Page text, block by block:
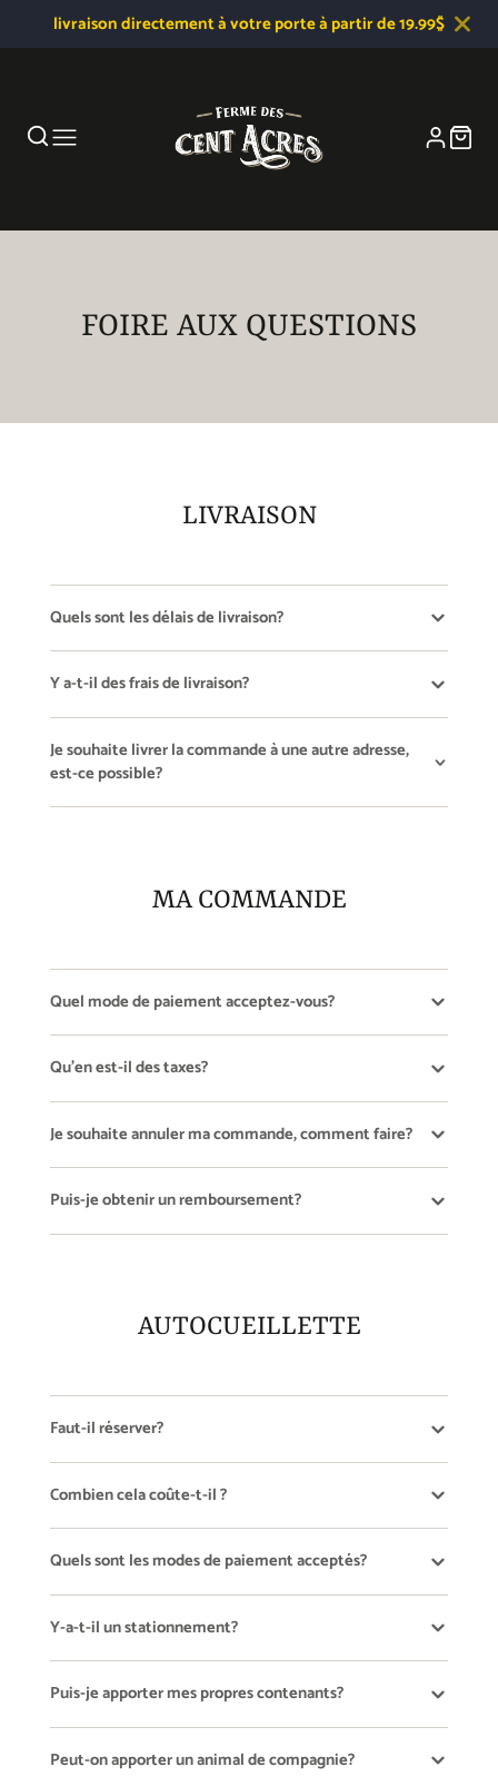
livraison directement à votre porte à partir de 19.99$
FOIRE AUX QUESTIONS
LIVRAISON
Quels sont les délais de livraison?
Y a-t-il des frais de livraison?
Je souhaite livrer la commande à une autre adresse,
est-ce possible?
MA COMMANDE
Quel mode de paiement acceptez-vous?
Qu'en est-il des taxes?
Je souhaite annuler ma commande, comment faire?
Puis-je obtenir un remboursement?
AUTOCUEILLETTE
Faut-il réserver?
Combien cela coûte-t-il ?
Quels sont les modes de paiement acceptés?
Y-a-t-il un stationnement?
Puis-je apporter mes propres contenants?
Peut-on apporter un animal de compagnie?